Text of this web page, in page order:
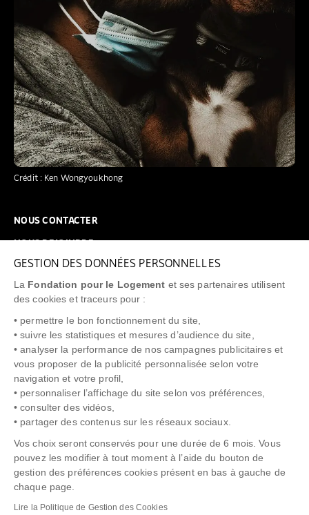
GESTION DES DONNÉES PERSONNELLES
La Fondation pour le Logement et ses partenaires utilisent
des cookies et traceurs pour :
• permettre le bon fonctionnement du site,
• suivre les statistiques et mesures d’audience du site,
• analyser la performance de nos campagnes publicitaires et
vous proposer de la publicité personnalisée selon votre
navigation et votre profil,
• personnaliser l’affichage du site selon vos préférences,
• consulter des vidéos,
• partager des contenus sur les réseaux sociaux.
Vos choix seront conservés pour une durée de 6 mois. Vous
pouvez les modifier à tout moment à l’aide du bouton de
gestion des préférences cookies présent en bas à gauche de
chaque page.
Lire la Politique de Gestion des Cookies
Crédit : Ken Wongyoukhong
NOUS CONTACTER
FAQ
NEWSLETTER
"Allô Prévention Expulsion" 0805 299 049
POLITIQUE COOKIES CRÉDITS